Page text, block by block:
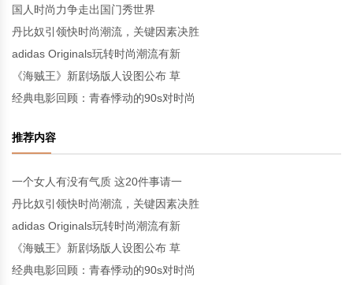
国人时尚力争走出国门秀世界
丹比奴引领快时尚潮流，关键因素决胜
adidas Originals玩转时尚潮流有新
《海贼王》新剧场版人设图公布 草
经典电影回顾：青春悸动的90s对时尚
推荐内容
一个女人有没有气质 这20件事请一
丹比奴引领快时尚潮流，关键因素决胜
adidas Originals玩转时尚潮流有新
《海贼王》新剧场版人设图公布 草
经典电影回顾：青春悸动的90s对时尚